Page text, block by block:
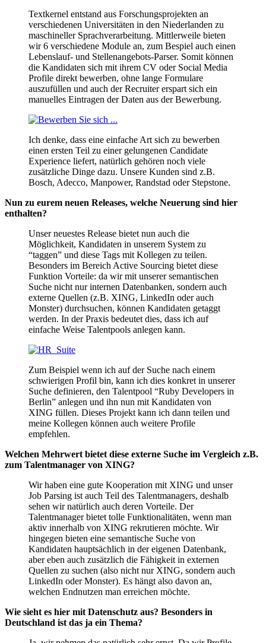
Textkernel entstand aus Forschungsprojekten an
verschiedenen Universitäten in den Niederlanden zu
maschineller Sprachverarbeitung. Mittlerweile bieten
wir 6 verschiedene Module an, zum Bespiel auch einen
Lebenslauf- und Stellenangebots-Parser. Somit können
die Kandidaten sich mit ihrem CV oder Social Media
Profile direkt bewerben, ohne lange Formulare
auszufüllen und auch der Recruiter erspart sich ein
manuelles Eintragen der Daten aus der Bewerbung.
Ich denke, dass eine einfache Art sich zu bewerben
einen ersten Teil zu einer gelungenen Candidate
Experience liefert, natürlich gehören noch viele
zusätzliche Dinge dazu. Unsere Kunden sind z.B.
Bosch, Adecco, Manpower, Randstad oder Stepstone.
Nun zu eurem neuen Releases, welche Neuerung sind hier
enthalten?
Unser neuestes Release bietet nun auch die
Möglichkeit, Kandidaten in unserem System zu
“taggen” und diese Tags mit Kollegen zu teilen.
Besonders im Bereich Active Sourcing bietet diese
Funktion Vorteile: da wir mit unserer semantischen
Suche nicht nur internen Datenbanken, sondern auch
externe Quellen (z.B. XING, LinkedIn oder auch
Monster) durchsuchen, können Kandidaten getaggt
werden. In der Praxis bedeutet dies, dass ich auf
einfache Weise Talentpools anlegen kann.
Zum Beispiel wenn ich auf der Suche nach einem
schwierigen Profil bin, kann ich dies konkret in unserer
Suche definieren, den Talentpool “Ruby Developers in
Berlin” anlegen und ihn nun mit Kandidaten von
XING füllen. Dieses Projekt kann ich dann teilen und
meine Kollegen können auch weitere Profile
empfehlen.
Welchen Mehrwert bietet diese externe Suche im Vergleich z.B.
zum Talentmanager von XING?
Wir haben eine gute Kooperation mit XING und unser
Job Parsing ist auch Teil des Talentmanagers, deshalb
sehen wir natürlich auch deren Vorteile. Der
Talentmanager bietet tolle Funktionalitäten, wenn man
aktiv innerhalb von XING rekrutieren möchte. Wir
hingegen bieten eine semantische Suche von
Kandidaten hauptsächlich in der eigenen Datenbank,
aber eben auch zusätzlich die Fähigkeit in externen
Quellen zu suchen (also nicht nur XING, sondern auch
LinkedIn oder Monster). Es hängt also davon an,
welchen Endnutzen man erreichen möchte.
Wie sieht es hier mit Datenschutz aus? Besonders in
Deutschland ist das ja ein Thema?